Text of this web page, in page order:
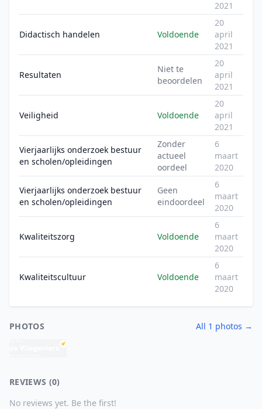
2021
Didactisch handelen Voldoende
20
april
2021
Resultaten
Niet te
beoordelen
20
april
2021
Veiligheid Voldoende
20
april
2021
Vierjaarlijks onderzoek bestuur
en scholen/opleidingen
Zonder
actueel
oordeel
6
maart
2020
Vierjaarlijks onderzoek bestuur
en scholen/opleidingen
Geen
eindoordeel
6
maart
2020
Kwaliteitszorg Voldoende
6
maart
2020
Kwaliteitscultuur Voldoende
6
maart
2020
PHOTOS All 1 photos →
REVIEWS (0)
No reviews yet. Be the first!